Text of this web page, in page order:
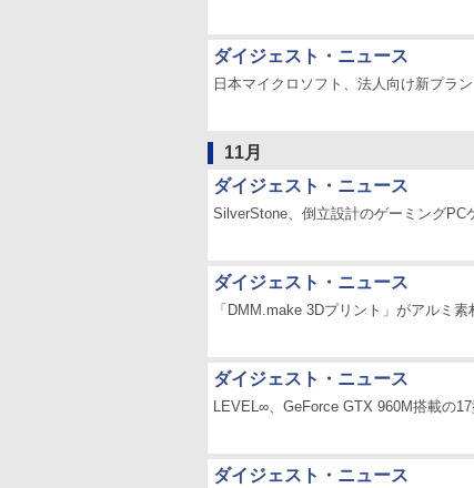
ダイジェスト・ニュース
日本マイクロソフト、法人向け新プ
11月
ダイジェスト・ニュース
SilverStone、倒立設計のゲーミング
ダイジェスト・ニュース
「DMM.make 3Dプリント」がアルミ
ダイジェスト・ニュース
LEVEL∞、GeForce GTX 960M搭載の
ダイジェスト・ニュース